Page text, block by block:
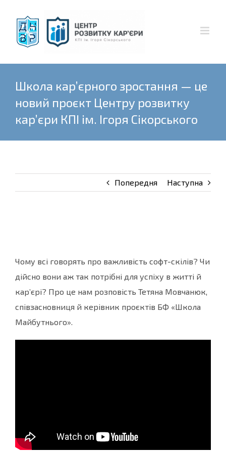
content
Школа кар’єрного зростання — це
новий проєкт Центру розвитку
кар’єри КПІ ім. Ігоря Сікорського
Попередня Наступна
Чому всі говорять про важливість софт-скілів? Чи
дійсно вони аж так потрібні для успіху в житті й
кар’єрі? Про це нам розповість Тетяна Мовчанюк,
співзасновниця й керівник проєктів БФ «Школа
Майбутнього».